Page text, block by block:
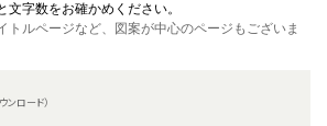
字数をお確かめください。
トルページなど、図案が中心のページもございま
ウンロード）